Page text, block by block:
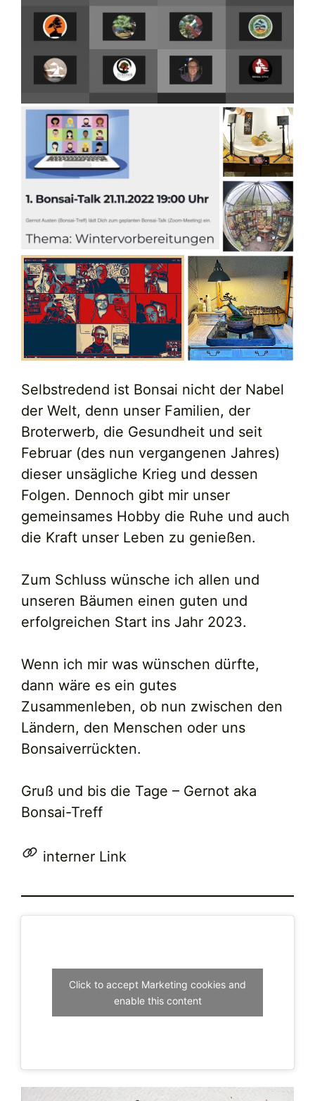
Selbstredend ist Bonsai nicht der Nabel
der Welt, denn unser Familien, der
Broterwerb, die Gesundheit und seit
Februar (des nun vergangenen Jahres)
dieser unsägliche Krieg und dessen
Folgen. Dennoch gibt mir unser
gemeinsames Hobby die Ruhe und auch
die Kraft unser Leben zu genießen.
Zum Schluss wünsche ich allen und
unseren Bäumen einen guten und
erfolgreichen Start ins Jahr 2023.
Wenn ich mir was wünschen dürfte,
dann wäre es ein gutes
Zusammenleben, ob nun zwischen den
Ländern, den Menschen oder uns
Bonsaiverrückten.
Gruß und bis die Tage – Gernot aka
Bonsai-Treff
interner Link
Click to accept Marketing cookies and
enable this content